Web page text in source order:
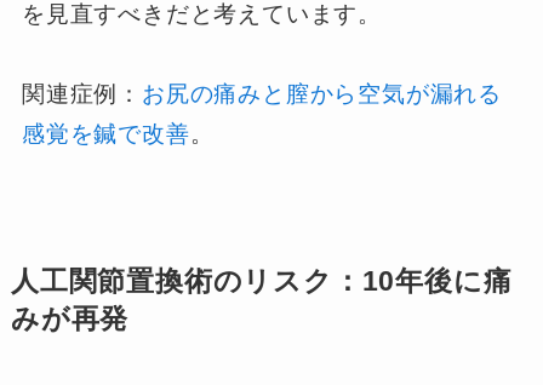
を見直すべきだと考えています。
関連症例： お尻の痛みと膣から空気が漏れる
感覚を鍼で改善。
人工関節置換術のリスク：10年後に痛
みが再発